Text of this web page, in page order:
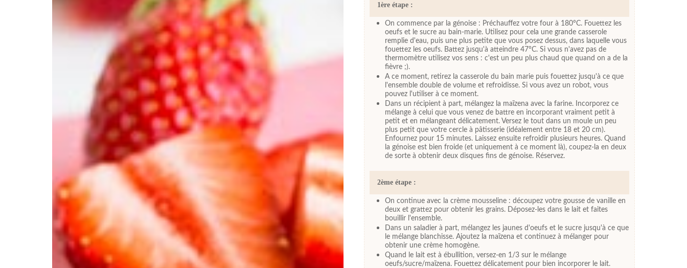
1ère étape :
On commence par la génoise : Préchauffez votre four à 180°C. Fouettez les
oeufs et le sucre au bain-marie. Utilisez pour cela une grande casserole
remplie d'eau, puis une plus petite que vous posez dessus, dans laquelle vous
fouettez les oeufs. Battez jusqu'à atteindre 47°C. Si vous n'avez pas de
thermomètre utilisez vos sens : c'est un peu plus chaud que quand on a de la
fièvre ;).
A ce moment, retirez la casserole du bain marie puis fouettez jusqu'à ce que
l'ensemble double de volume et refroidisse. Si vous avez un robot, vous
pouvez l'utiliser à ce moment.
Dans un récipient à part, mélangez la maïzena avec la farine. Incorporez ce
mélange à celui que vous venez de battre en incorporant vraiment petit à
petit et en mélangeant délicatement. Versez le tout dans un moule un peu
plus petit que votre cercle à pâtisserie (idéalement entre 18 et 20 cm).
Enfournez pour 15 minutes. Laissez ensuite refroidir plusieurs heures. Quand
la génoise est bien froide (et uniquement à ce moment là), coupez-la en deux
de sorte à obtenir deux disques fins de génoise. Réservez.
2ème étape :
On continue avec la crème mousseline : découpez votre gousse de vanille en
deux et grattez pour obtenir les grains. Déposez-les dans le lait et faites
bouillir l'ensemble.
Dans un saladier à part, mélangez les jaunes d'oeufs et le sucre jusqu'à ce que
le mélange blanchisse. Ajoutez la maïzena et continuez à mélanger pour
obtenir une crème homogène.
Quand le lait est à ébullition, versez-en 1/3 sur le mélange
oeufs/sucre/maïzena. Fouettez délicatement pour bien incorporer le lait.